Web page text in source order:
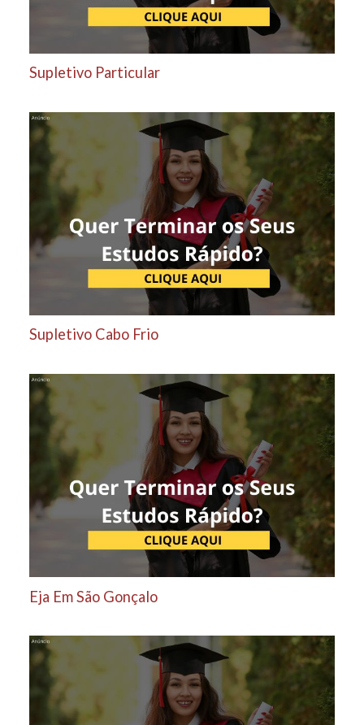
Supletivo Particular
Supletivo Cabo Frio
Eja Em São Gonçalo